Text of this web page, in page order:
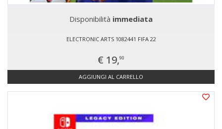
Disponibilità immediata
ELECTRONIC ARTS 1082441 FIFA 22
€ 19,90
AGGIUNGI AL CARRELLO